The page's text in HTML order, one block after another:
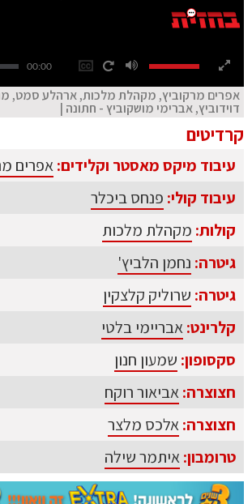
00:00
אפרים מרקוביץ, מקהלת מלכות, ארהלע סמט,
דוידוביץ, אברימי מושקוביץ - חתונה |
קרדיטים
עיבוד מיקס מאסטר וקלידים:אפרים
עיבוד קולי: פנחס ביכלר
קולות: מקהלת מלכות
גיטרה: נחמן הלביץ'
גיטרה: שרוליק קלצקין
קלרינט:אבריימי בלטי
סקסופון: שמעון חנון
חצוצרה:אביאור רוקח
חצוצרה:אלכס מלצר
טרומבון:איתמר שילה